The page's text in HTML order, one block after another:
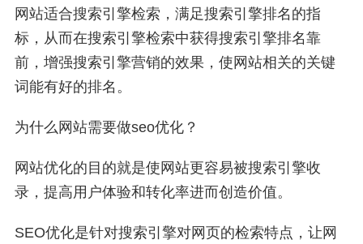
网站适合搜索引擎检索，满足搜索引擎排名的指
标，从而在搜索引擎检索中获得搜索引擎排名靠
前，增强搜索引擎营销的效果，使网站相关的关键
词能有好的排名。
为什么网站需要做seo优化？
网站优化的目的就是使网站更容易被搜索引擎收
录，提高用户体验和转化率进而创造价值。
SEO优化是针对搜索引擎对网页的检索特点，让网